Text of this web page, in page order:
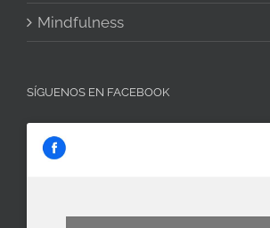
Mindfulness
SÍGUENOS EN FACEBOOK